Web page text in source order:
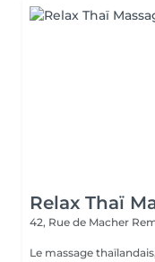
Relax Thaï
42, Rue de Macher
Le massage